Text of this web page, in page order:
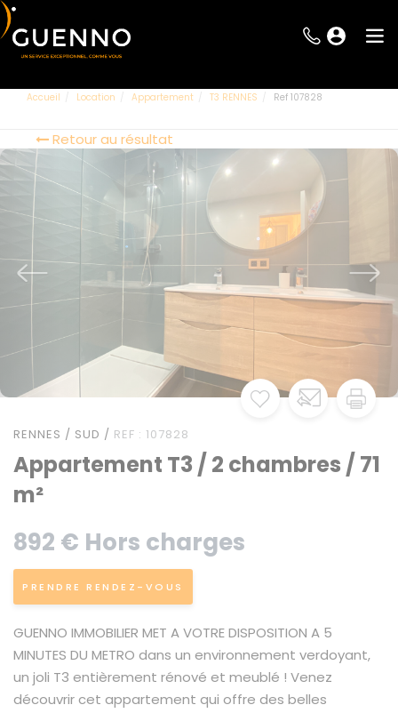
Accueil Location Appartement T3 RENNES Ref 107828
Retour au résultat
RENNES / SUD / REF : 107828
Appartement T3 / 2 chambres / 71
m²
892 € Hors charges
PRENDRE RENDEZ-VOUS
GUENNO IMMOBILIER MET A VOTRE DISPOSITION A 5
MINUTES DU METRO dans un environnement verdoyant,
un joli T3 entièrement rénové et meublé ! Venez
découvrir cet appartement qui offre des belles